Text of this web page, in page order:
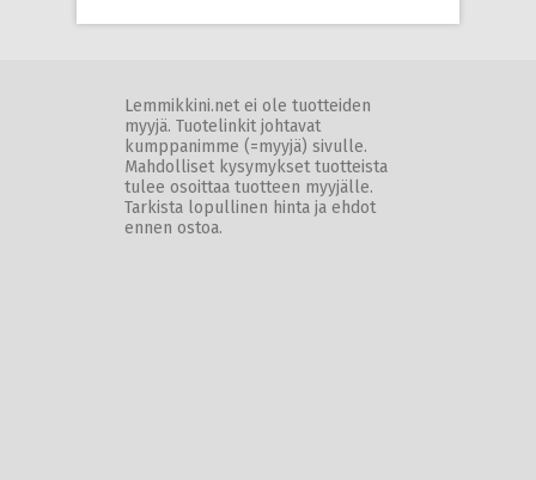
Lemmikkini.net ei ole tuotteiden
myyjä. Tuotelinkit johtavat
kumppanimme (=myyjä) sivulle.
Mahdolliset kysymykset tuotteista
tulee osoittaa tuotteen myyjälle.
Tarkista lopullinen hinta ja ehdot
ennen ostoa.